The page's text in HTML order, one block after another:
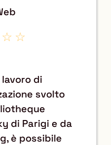
lavoro di
svolto
di Parigi e da
è possibile